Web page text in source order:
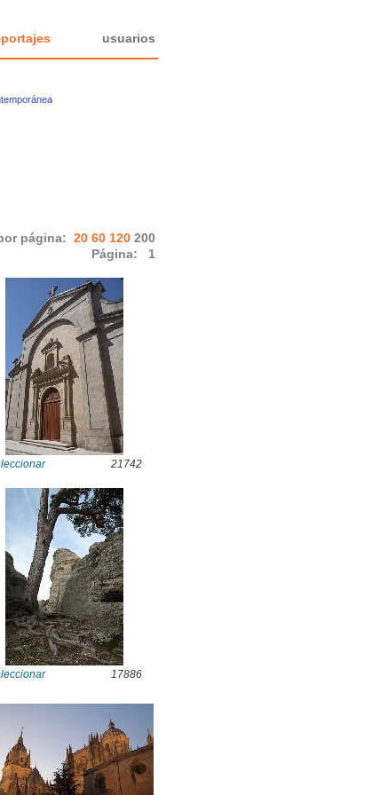
usuarios
página: 20 60 120 200
Página:
1
21742
17886